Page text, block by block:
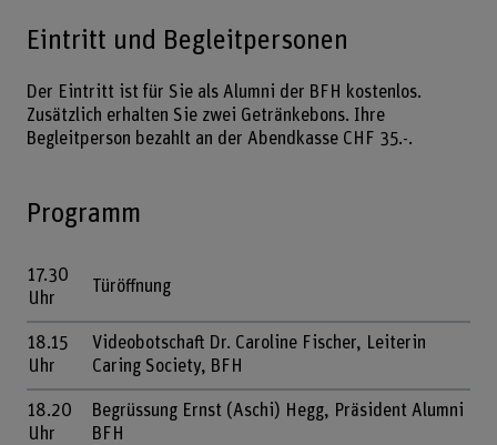
Eintritt und Begleitpersonen
Der Eintritt ist für Sie als Alumni der BFH kostenlos.
Zusätzlich erhalten Sie zwei Getränkebons. Ihre
Begleitperson bezahlt an der Abendkasse CHF 35.-.
Programm
17.30
Uhr
Türöffnung
18.15
Uhr
Videobotschaft Dr. Caroline Fischer, Leiterin
Caring Society, BFH
18.20
Uhr
Begrüssung Ernst (Aschi) Hegg, Präsident Alumni
BFH